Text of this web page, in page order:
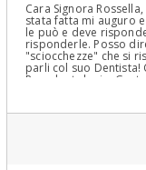
Cara Signora
stata fatta mi auguro
le può e deve
risponderle. Posso
"sciocchezze" che si
parli col suo Dentista!
Parodontologia,
Completa in Casi